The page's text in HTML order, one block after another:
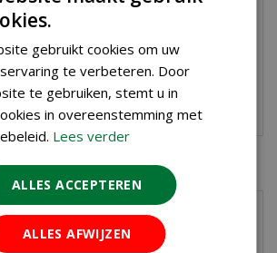
variant is ook te gebruiken als
je ook binnenshuis van zijn
bollen
gebruikt cookies om uw
te verbeteren. Door
te gebruiken, stemt u in
in overeenstemming met
Lees verder
ALLES ACCEPTEREN
ALLES AFWIJZEN